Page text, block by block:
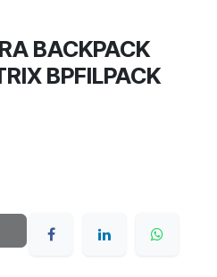
BACKPACK
BPFILPACK